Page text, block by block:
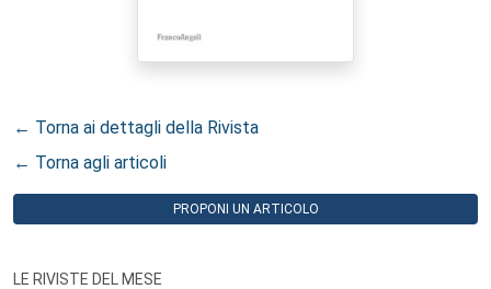
← Torna ai dettagli della Rivista
← Torna agli articoli
PROPONI UN ARTICOLO
LE RIVISTE DEL MESE